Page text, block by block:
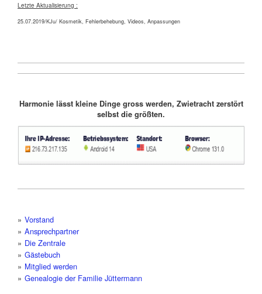
Letzte Aktualisierung :
25.07.2019/KJu/ Kosmetik, Fehlerbehebung, Videos, Anpassungen
Harmonie lässt kleine Dinge gross werden, Zwietracht zerstört
selbst die größten.
Vorstand
Ansprechpartner
Die Zentrale
Gästebuch
Mitglied werden
Genealogie der Familie Jüttermann